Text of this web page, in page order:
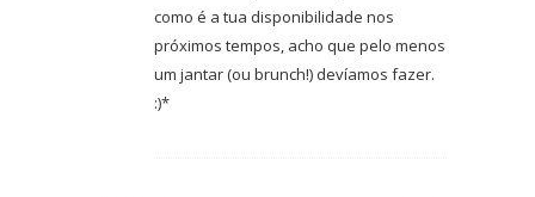
como é a tua disponibilidade nos
próximos tempos, acho que pelo menos
um jantar (ou brunch!) devíamos fazer.
:)*